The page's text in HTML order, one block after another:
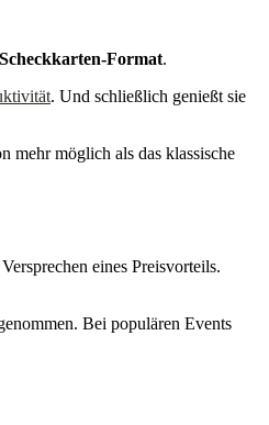
Format.
. Und schließlich genießt sie
mehr möglich als das klassische
eines Preisvorteils.
Bei populären Events